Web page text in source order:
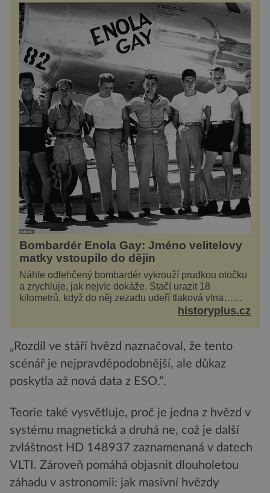
Bombardér Enola Gay: Jméno velitelovy
matky vstoupilo do dějin
Náhle odlehčený bombardér vykrouží prudkou otočku
a zrychluje, jak nejvíc dokáže. Stačí urazit 18
kilometrů, když do něj zezadu udeří tlaková vlna…
Americké rozhodnutí svrhnout ničivou jadernou
historyplus.cz
„Rozdíl ve stáří hvězd naznačoval, že tento
scénář je nejpravděpodobnější, ale důkaz
poskytla až nová data z ESO.“.
Teorie také vysvětluje, proč je jedna z hvězd v
systému magnetická a druhá ne, což je další
zvláštnost HD 148937 zaznamenaná v datech
VLTI. Zároveň pomáhá objasnit dlouholetou
záhadu v astronomii: jak masivní hvězdy